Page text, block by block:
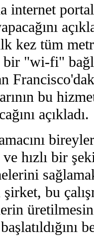
internet
kez tüm
bir "wi-fi"
bu
açıkladı.
hızlı bir
şirket, bu